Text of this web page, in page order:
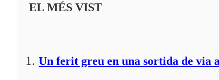
EL MÉS VIST
Un ferit greu en una sortida de via